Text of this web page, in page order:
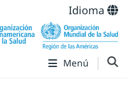
Idioma
Menú